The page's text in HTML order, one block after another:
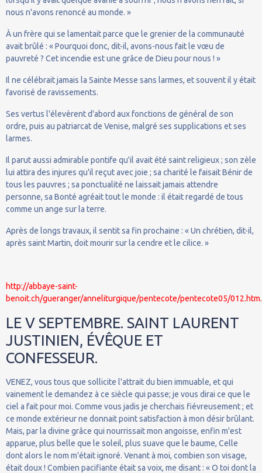
nous n'avons renoncé au monde. »
À un frère qui se lamentait parce que le grenier de la communauté
avait brûlé : « Pourquoi donc, dit-il, avons-nous fait le vœu de
pauvreté ? Cet incendie est une grâce de Dieu pour nous ! »
Il ne célébrait jamais la Sainte Messe sans larmes, et souvent il y était
favorisé de ravissements.
Ses vertus l'élevèrent d'abord aux fonctions de général de son
ordre, puis au patriarcat de Venise, malgré ses supplications et ses
larmes.
Il parut aussi admirable pontife qu'il avait été saint religieux ; son zèle
lui attira des injures qu'il reçut avec joie ; sa charité le faisait Bénir de
tous les pauvres ; sa ponctualité ne laissait jamais attendre
personne, sa Bonté agréait tout le monde : il était regardé de tous
comme un ange sur la terre.
Après de longs travaux, il sentit sa fin prochaine : « Un chrétien, dit-il,
après saint Martin, doit mourir sur la cendre et le cilice. »
http://abbaye-saint-
benoit.ch/gueranger/anneliturgique/pentecote/pentecote05/012.htm.
LE V SEPTEMBRE. SAINT LAURENT
JUSTINIEN, ÉVÊQUE ET
CONFESSEUR.
VENEZ, vous tous que sollicite l'attrait du bien immuable, et qui
vainement le demandez à ce siècle qui passe; je vous dirai ce que le
ciel a fait pour moi. Comme vous jadis je cherchais fiévreusement ; et
ce monde extérieur ne donnait point satisfaction à mon désir brûlant.
Mais, par la divine grâce qui nourrissait mon angoisse, enfin m'est
apparue, plus belle que le soleil, plus suave que le baume, Celle
dont alors le nom m'était ignoré. Venant à moi, combien son visage,
était doux ! Combien pacifiante était sa voix, me disant : « O toi dont la